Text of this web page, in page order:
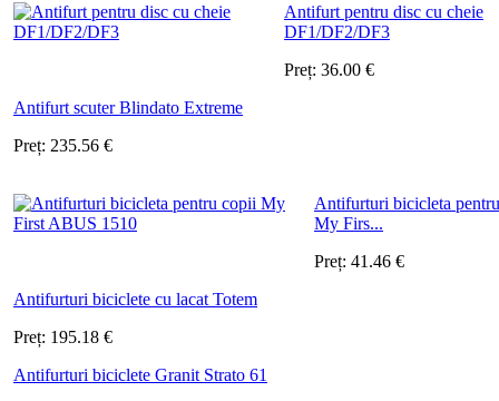
Antifurt pentru disc cu cheie
DF1/DF2/DF3
Preț: 36.00 €
Antifurt scuter Blindato Extreme
Preț: 235.56 €
Antifurturi bicicleta
My Firs...
Preț: 41.46 €
Antifurturi biciclete cu lacat Totem
Preț: 195.18 €
Antifurturi biciclete Granit Strato 61